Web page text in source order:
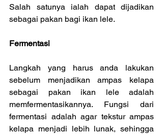
Salah satunya ialah dapat dijadikan
sebagai pakan bagi ikan lele.
Fermentasi
Langkah yang harus anda lakukan
sebelum menjadikan ampas kelapa
sebagai pakan ikan lele adalah
memfermentasikannya. Fungsi dari
fermentasi adalah agar tekstur ampas
kelapa menjadi lebih lunak, sehingga